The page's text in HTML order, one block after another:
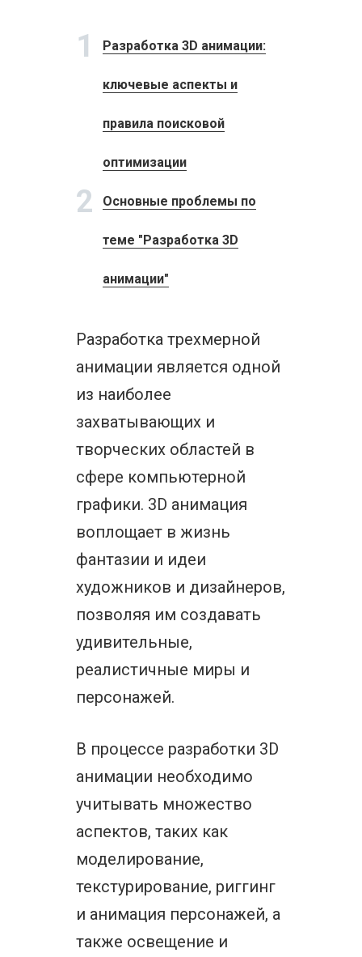
1 Разработка 3D анимации:
ключевые аспекты и
правила поисковой
оптимизации
2 Основные проблемы по
теме "Разработка 3D
анимации"
Разработка трехмерной
анимации является одной
из наиболее
захватывающих и
творческих областей в
сфере компьютерной
графики. 3D анимация
воплощает в жизнь
фантазии и идеи
художников и дизайнеров,
позволяя им создавать
удивительные,
реалистичные миры и
персонажей.
В процессе разработки 3D
анимации необходимо
учитывать множество
аспектов, таких как
моделирование,
текстурирование, риггинг
и анимация персонажей, а
также освещение и